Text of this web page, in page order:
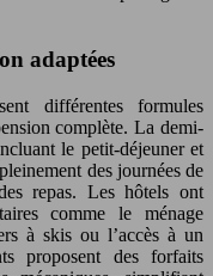
adaptées
différentes formules
complète. La demi-
le petit-déjeuner et
des journées de
repas. Les hôtels ont
comme le ménage
à skis ou l’accès à un
proposent des forfaits